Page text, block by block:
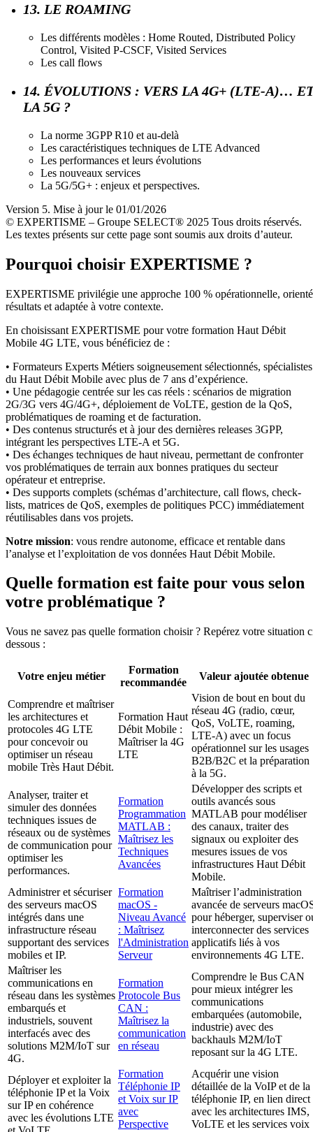
13. LE ROAMING
Les différents modèles : Home Routed, Distributed Policy
Control, Visited P-CSCF, Visited Services
Les call flows
14. ÉVOLUTIONS : VERS LA 4G+ (LTE-A)…
LA 5G ?
La norme 3GPP R10 et au-delà
Les caractéristiques techniques de LTE Advanced
Les performances et leurs évolutions
Les nouveaux services
La 5G/5G+ : enjeux et perspectives.
Version 5. Mise à jour le 01/01/2026
© EXPERTISME – Groupe SELECT® 2025 Tous droits réservés.
Les textes présents sur cette page sont soumis aux droits d’auteur.
Pourquoi choisir EXPERTISME ?
EXPERTISME privilégie une approche 100 % opérationnelle,
résultats et adaptée à votre contexte.
En choisissant EXPERTISME pour votre formation Haut Débit
Mobile 4G LTE, vous bénéficiez de :
• Formateurs Experts Métiers soigneusement sélectionnés, spécialistes
du Haut Débit Mobile avec plus de 7 ans d’expérience.
• Une pédagogie centrée sur les cas réels : scénarios de migration
2G/3G vers 4G/4G+, déploiement de VoLTE, gestion de la QoS,
problématiques de roaming et de facturation.
• Des contenus structurés et à jour des dernières releases 3GPP,
intégrant les perspectives LTE-A et 5G.
• Des échanges techniques de haut niveau, permettant de confronter
vos problématiques de terrain aux bonnes pratiques du secteur
opérateur et entreprise.
• Des supports complets (schémas d’architecture, call flows, check-
lists, matrices de QoS, exemples de politiques PCC) immédiatement
réutilisables dans vos projets.
Notre mission: vous rendre autonome, efficace et rentable dans
l’analyse et l’exploitation de vos données Haut Débit Mobile.
Quelle formation est faite pour vous selon
votre problématique ?
Vous ne savez pas quelle formation choisir ? Repérez votre situation
dessous :
Votre enjeu métier
Formation
recommandée
Valeur ajoutée obtenue
Comprendre et maîtriser
les architectures et
protocoles 4G LTE
pour concevoir ou
optimiser un réseau
mobile Très Haut Débit.
Formation Haut
Débit Mobile :
Maîtriser la 4G
LTE
Vision de bout en bout du
réseau 4G (radio, cœur,
QoS, VoLTE, roaming,
LTE-A) avec un focus
opérationnel sur les usages
B2B/B2C et la préparation
à la 5G.
Analyser, traiter et
simuler des données
techniques issues de
réseaux ou de systèmes
de communication pour
optimiser les
performances.
Formation
Programmation
MATLAB :
Maîtrisez les
Techniques
Avancées
Développer des scripts et
outils avancés sous
MATLAB pour modéliser
des canaux, traiter des
signaux ou exploiter des
mesures issues de vos
infrastructures Haut Débit
Mobile.
Administrer et sécuriser
des serveurs macOS
intégrés dans une
infrastructure réseau
supportant des services
mobiles et IP.
Formation
macOS -
Niveau Avancé
: Maîtrisez
l'Administration
Serveur
Maîtriser l’administration
avancée de serveurs
pour héberger, superviser
interconnecter des services
applicatifs liés à vos
environnements 4G LTE.
Maîtriser les
communications en
réseau dans les systèmes
embarqués et
industriels, souvent
interfacés avec des
solutions M2M/IoT sur
4G.
Formation
Protocole Bus
CAN :
Maîtrisez la
communication
en réseau
Comprendre le Bus CAN
pour mieux intégrer les
communications
embarquées (automobile,
industrie) avec des
backhauls M2M/IoT
reposant sur la 4G LTE.
Déployer et exploiter la
téléphonie IP et la Voix
sur IP en cohérence
avec les évolutions LTE
Formation
Téléphonie IP
et Voix sur IP
avec
Perspective
Acquérir une vision
détaillée de la VoIP et de la
téléphonie IP, en lien direct
avec les architectures IMS,
VoLTE et les services voix